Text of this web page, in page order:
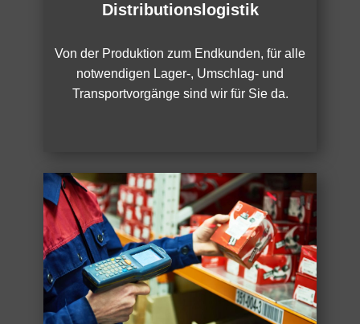
Distributionslogistik
Von der Produktion zum Endkunden, für alle
notwendigen Lager-, Umschlag- und
Transportvorgänge sind wir für Sie da.